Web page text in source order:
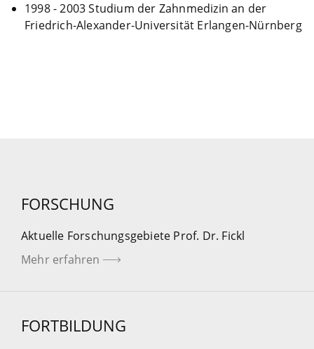
1998 - 2003 Studium der Zahnmedizin an der
Friedrich-Alexander-Universität Erlangen-Nürnberg
FORSCHUNG
Aktuelle Forschungsgebiete Prof. Dr. Fickl
Mehr erfahren
FORTBILDUNG